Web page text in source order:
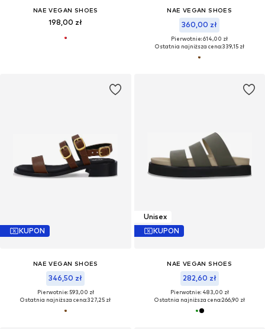
NAE VEGAN SHOES
198,00 zł
NAE VEGAN SHOES
360,00 zł
Pierwotnie: 614,00 zł
Ostatnia najniższa cena:339,15 zł
KUPON
NAE VEGAN SHOES
346,50 zł
Pierwotnie: 593,00 zł
Ostatnia najniższa cena:327,25 zł
Unisex
KUPON
NAE VEGAN SHOES
282,60 zł
Pierwotnie: 483,00 zł
Ostatnia najniższa cena:266,90 zł